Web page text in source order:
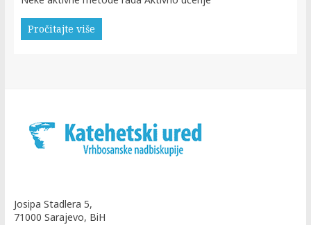
Pročitajte više
Josipa Stadlera 5,
71000 Sarajevo, BiH